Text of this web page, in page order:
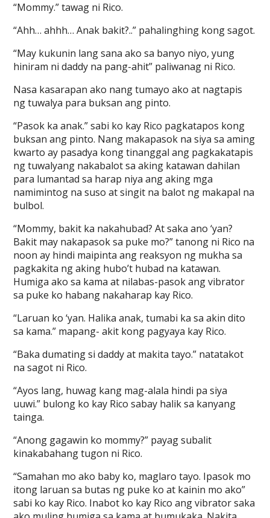
“Mommy.” tawag ni Rico.
“Ahh… ahhh… Anak bakit?..” pahalinghing kong sagot.
“May kukunin lang sana ako sa banyo niyo, yung
hiniram ni daddy na pang-ahit” paliwanag ni Rico.
Nasa kasarapan ako nang tumayo ako at nagtapis
ng tuwalya para buksan ang pinto.
“Pasok ka anak.” sabi ko kay Rico pagkatapos kong
buksan ang pinto. Nang makapasok na siya sa aming
kwarto ay pasadya kong tinanggal ang pagkakatapis
ng tuwalyang nakabalot sa aking katawan dahilan
para lumantad sa harap niya ang aking mga
namimintog na suso at singit na balot ng makapal na
bulbol.
“Mommy, bakit ka nakahubad? At saka ano ‘yan?
Bakit may nakapasok sa puke mo?” tanong ni Rico na
noon ay hindi maipinta ang reaksyon ng mukha sa
pagkakita ng aking hubo’t hubad na katawan.
Humiga ako sa kama at nilabas-pasok ang vibrator
sa puke ko habang nakaharap kay Rico.
“Laruan ko ‘yan. Halika anak, tumabi ka sa akin dito
sa kama.” mapang- akit kong pagyaya kay Rico.
“Baka dumating si daddy at makita tayo.” natatakot
na sagot ni Rico.
“Ayos lang, huwag kang mag-alala hindi pa siya
uuwi.” bulong ko kay Rico sabay halik sa kanyang
tainga.
“Anong gagawin ko mommy?” payag subalit
kinakabahang tugon ni Rico.
“Samahan mo ako baby ko, maglaro tayo. Ipasok mo
itong laruan sa butas ng puke ko at kainin mo ako”
sabi ko kay Rico. Inabot ko kay Rico ang vibrator saka